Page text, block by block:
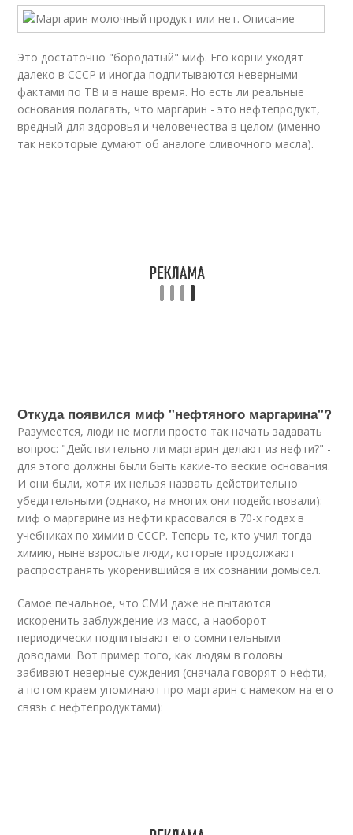
Это достаточно "бородатый" миф. Его корни уходят
далеко в СССР и иногда подпитываются неверными
фактами по ТВ и в наше время. Но есть ли реальные
основания полагать, что маргарин - это нефтепродукт,
вредный для здоровья и человечества в целом (именно
так некоторые думают об аналоге сливочного масла).
Откуда появился миф "нефтяного маргарина"?
Разумеется, люди не могли просто так начать задавать
вопрос: "Действительно ли маргарин делают из нефти?" -
для этого должны были быть какие-то веские основания.
И они были, хотя их нельзя назвать действительно
убедительными (однако, на многих они подействовали):
миф о маргарине из нефти красовался в 70-х годах в
учебниках по химии в СССР. Теперь те, кто учил тогда
химию, ныне взрослые люди, которые продолжают
распространять укоренившийся в их сознании домысел.
Самое печальное, что СМИ даже не пытаются
искоренить заблуждение из масс, а наоборот
периодически подпитывают его сомнительными
доводами. Вот пример того, как людям в головы
забивают неверные суждения (сначала говорят о нефти,
а потом краем упоминают про маргарин с намеком на его
связь с нефтепродуктами):